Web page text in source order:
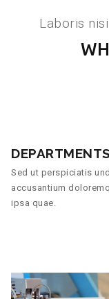
Laboris
DEPARTMENTS
Sed ut perspiciatis
accusantium
ipsa quae.